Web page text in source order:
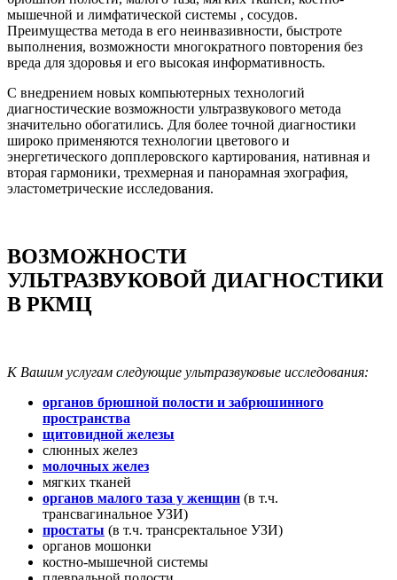
мышечной и лимфатической системы , сосудов.
Преимущества метода в его неинвазивности, быстроте
выполнения, возможности многократного повторения без
вреда для здоровья и его высокая информативность.
С внедрением новых компьютерных технологий
диагностические возможности ультразвукового метода
значительно обогатились. Для более точной диагностики
широко применяются технологии цветового и
энергетического допплеровского картирования, нативная и
вторая гармоники, трехмерная и панорамная эхография,
эластометрические исследования.
ВОЗМОЖНОСТИ
УЛЬТРАЗВУКОВОЙ ДИАГНОСТИКИ
В РКМЦ
К Вашим услугам следующие ультразвуковые исследования:
органов брюшной полости и забрюшинного
пространства
щитовидной железы
слюнных желез
молочных желез
мягких тканей
органов малого таза у женщин (в т.ч.
трансвагинальное УЗИ)
простаты (в т.ч. трансректальное УЗИ)
органов мошонки
костно-мышечной системы